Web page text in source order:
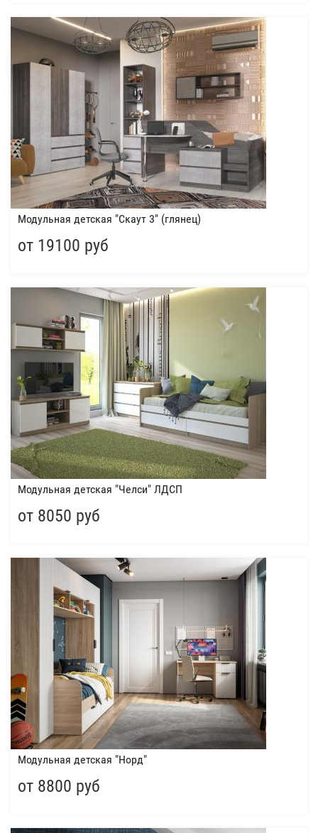
Модульная детская "Скаут 3" (глянец)
от 19100 руб
Модульная детская "Челси" ЛДСП
от 8050 руб
Модульная детская "Норд"
от 8800 руб